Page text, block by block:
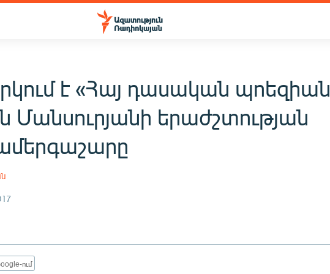
է «Հայ դասական պոեզիան
Մանսուրյանի երաժշտության
ում